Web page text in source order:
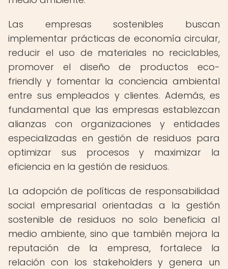
Las empresas sostenibles buscan
implementar prácticas de economía circular,
reducir el uso de materiales no reciclables,
promover el diseño de productos eco-
friendly y fomentar la conciencia ambiental
entre sus empleados y clientes. Además, es
fundamental que las empresas establezcan
alianzas con organizaciones y entidades
especializadas en gestión de residuos para
optimizar sus procesos y maximizar la
eficiencia en la gestión de residuos.
La adopción de políticas de responsabilidad
social empresarial orientadas a la gestión
sostenible de residuos no solo beneficia al
medio ambiente, sino que también mejora la
reputación de la empresa, fortalece la
relación con los stakeholders y genera un